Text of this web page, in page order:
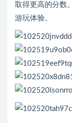
取得更高的分数
游玩体验。